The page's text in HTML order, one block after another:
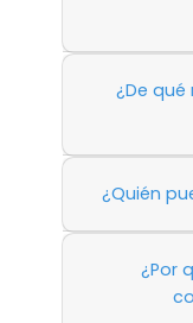
¿De
¿Quién
¿Por